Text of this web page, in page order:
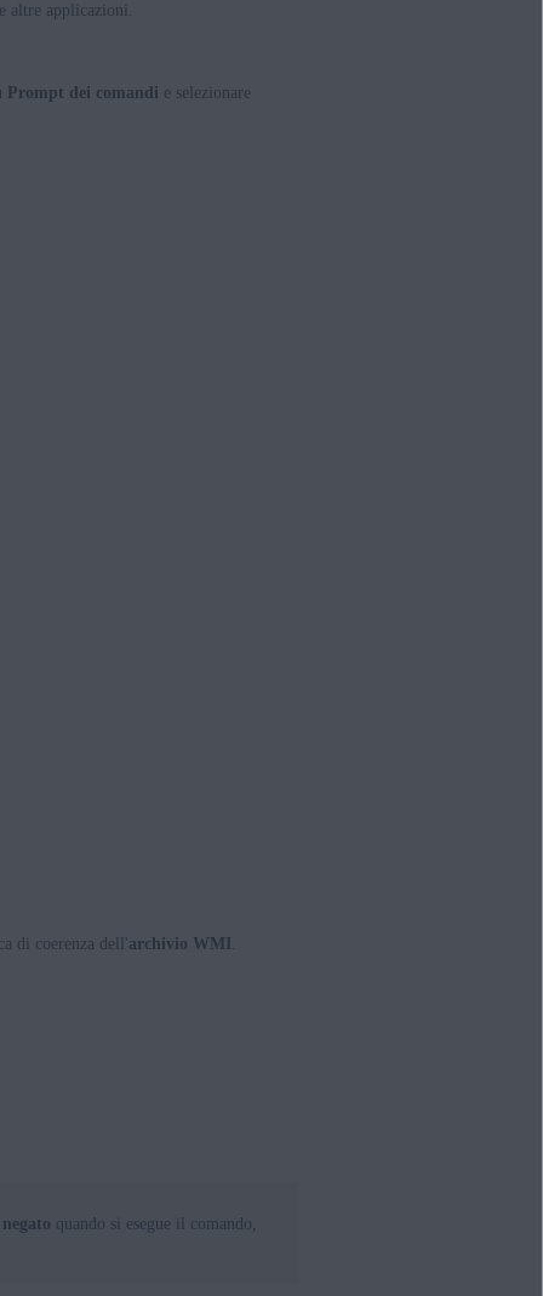
altre applicazioni.
Prompt dei comandi e selezionare
di coerenza dell'archivio WMI .
quando si esegue il comando,